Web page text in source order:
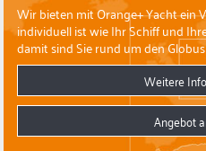
Wir bieten mit Orange+ Yacht ein
individuell ist wie Ihr Schiff und
damit sind Sie rund um den
Weitere
Angebot